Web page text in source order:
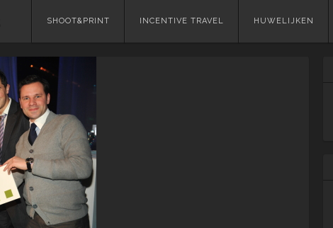
Skip
SHOOT&PRINT INCENTIVE TRAVEL HUWELIJKEN